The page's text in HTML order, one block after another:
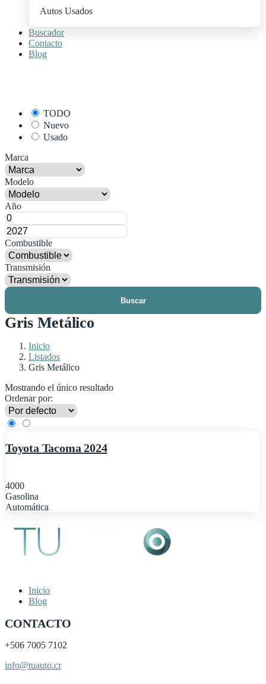
Autos Usados
Buscador
Contacto
Blog
TODO
Nuevo
Usado
Marca
Modelo
Año
Combustible
Transmisión
Buscar
Gris Metálico
Inicio
Listados
Gris Metálico
Mostrando el único resultado
Ordenar por:
1
Toyota Tacoma 2024
4000
Gasolina
Automática
Inicio
Blog
CONTACTO
+506 7005 7102
info@tuauto.cr